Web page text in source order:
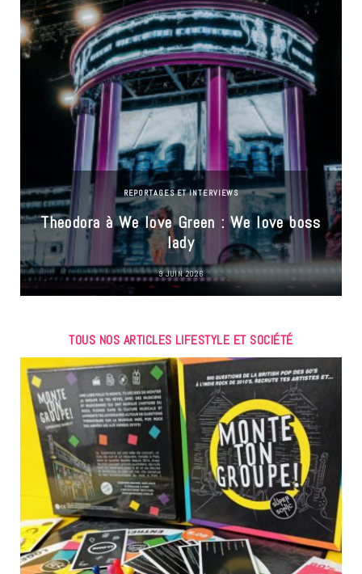
REPORTAGES ET INTERVIEWS
Theodora à We love Green : We love boss
lady
9 JUIN 2026
TOUS NOS ARTICLES LIFESTYLE ET SOCIÉTÉ